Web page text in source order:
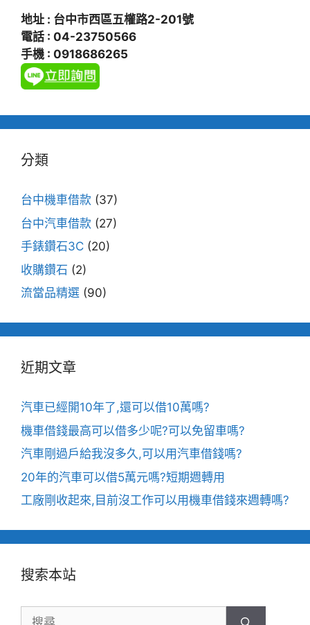
地址 : 台中市西區五權路2-201號
電話 : 04-23750566
手機 : 0918686265
分類
台中機車借款 (37)
台中汽車借款 (27)
手錶鑽石3C (20)
收購鑽石 (2)
流當品精選 (90)
近期文章
汽車已經開10年了,還可以借10萬嗎?
機車借錢最高可以借多少呢?可以免留車嗎?
汽車剛過戶給我沒多久,可以用汽車借錢嗎?
20年的汽車可以借5萬元嗎?短期週轉用
工廠剛收起來,目前沒工作可以用機車借錢來週轉嗎?
搜索本站